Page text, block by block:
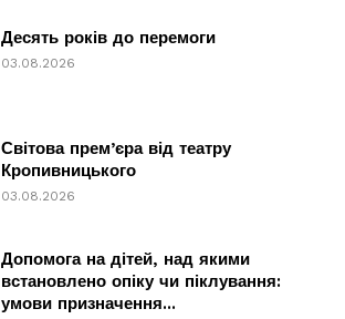
Десять років до перемоги
03.08.2026
Світова прем’єра від театру
Кропивницького
03.08.2026
Допомога на дітей, над якими
встановлено опіку чи піклування:
умови призначення...